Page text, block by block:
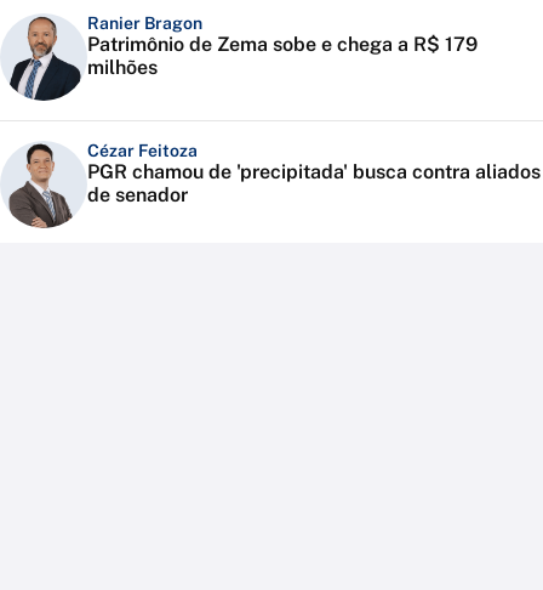
Ranier Bragon
Patrimônio de Zema sobe e chega a R$ 179
milhões
Cézar Feitoza
PGR chamou de 'precipitada' busca contra aliados
de senador